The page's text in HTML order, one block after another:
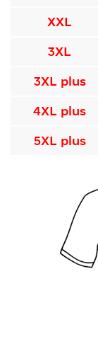
XXL
3XL
3XL plus
4XL plus
5XL plus